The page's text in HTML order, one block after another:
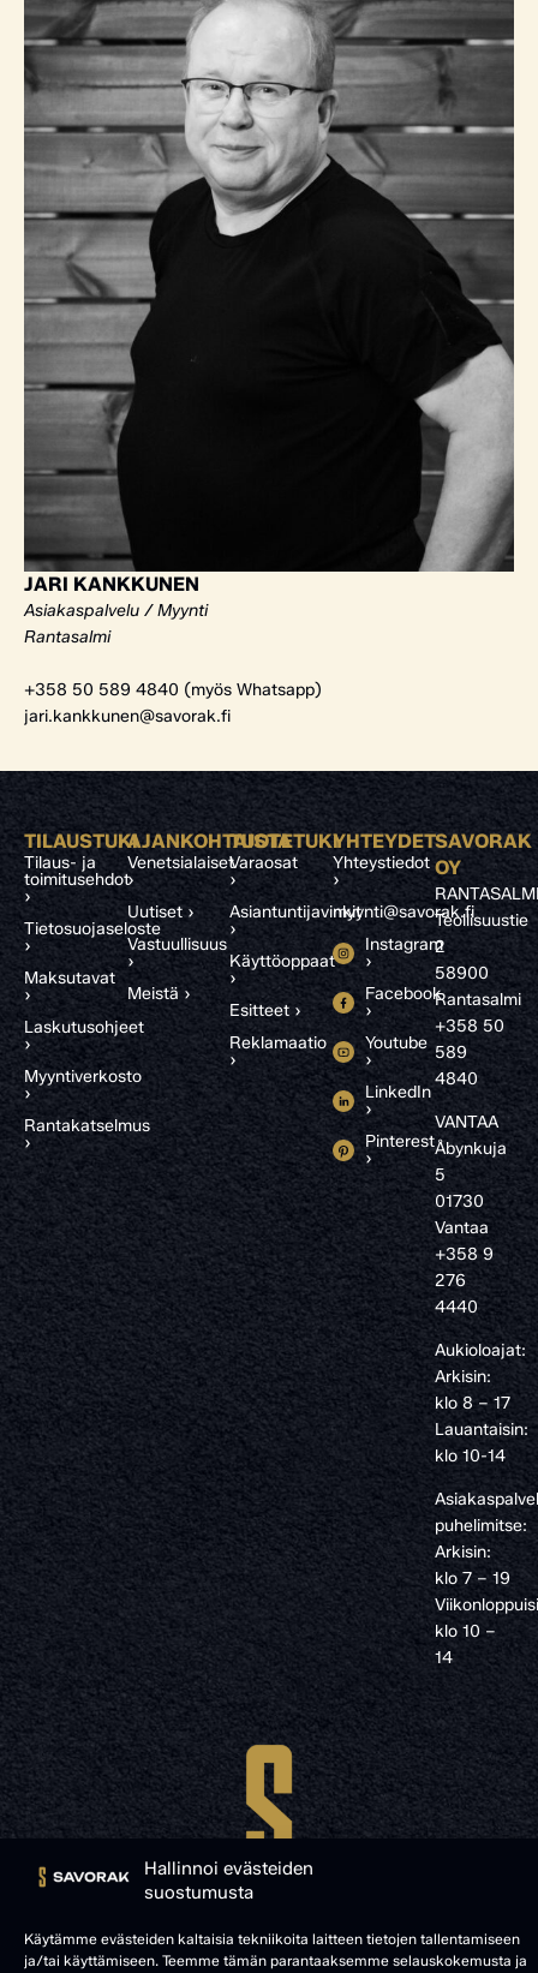
Hallinnoi evästeiden
suostumusta
Käytämme evästeiden kaltaisia tekniikoita laitteen tietojen tallentamiseen
ja/tai käyttämiseen. Teemme tämän parantaaksemme selauskokemusta ja
JARI KANKKUNEN
Asiakaspalvelu / Myynti
Rantasalmi
+358 50 589 4840 (myös Whatsapp)
jari.kankkunen@savorak.fi
TILAUSTUKI
Tilaus- ja
toimitusehdot
›
Tietosuojaseloste
›
Maksutavat
›
Laskutusohjeet
›
Myyntiverkosto
›
Rantakatselmus
›
AJANKOHTAISTA
Venetsialaiset
›
Uutiset ›
Vastuullisuus
›
Meistä ›
TUOTETUKI
Varaosat
›
Asiantuntijavinkit
›
Käyttöoppaat
›
Esitteet ›
Reklamaatio
›
YHTEYDET
Yhteystiedot
›
myynti@savorak.fi
Instagram
›
Facebook
›
Youtube
›
LinkedIn
›
Pinterest
›
SAVORAK
OY
Teollisuustie
2
58900
Rantasalmi
+358 50
589
4840
VANTAA
Åbynkuja
5
01730
Vantaa
+358 9
276
4440
Aukioloajat:
Arkisin:
klo 8 – 17
Lauantaisin:
klo 10-14
puhelimitse:
Arkisin:
klo 7 – 19
klo 10 –
14